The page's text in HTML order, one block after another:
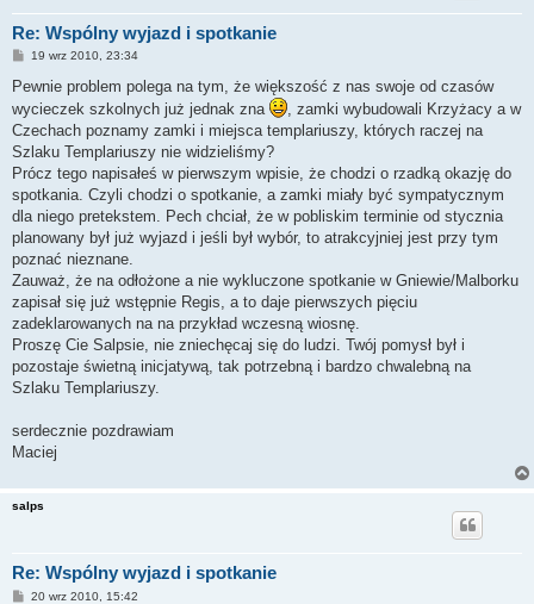
Re: Wspólny wyjazd i spotkanie
P
s
19 wrz 2010, 23:34
Pewnie problem polega na tym, że większość z nas swoje od czasów
wycieczek szkolnych już jednak zna
, zamki wybudowali Krzyżacy a w
Czechach poznamy zamki i miejsca templariuszy, których raczej na
Szlaku Templariuszy nie widzieliśmy?
Prócz tego napisałeś w pierwszym wpisie, że chodzi o rzadką okazję do
spotkania. Czyli chodzi o spotkanie, a zamki miały być sympatycznym
dla niego pretekstem. Pech chciał, że w pobliskim terminie od stycznia
planowany był już wyjazd i jeśli był wybór, to atrakcyjniej jest przy tym
poznać nieznane.
Zauważ, że na odłożone a nie wykluczone spotkanie w Gniewie/Malborku
zapisał się już wstępnie Regis, a to daje pierwszych pięciu
zadeklarowanych na na przykład wczesną wiosnę.
Proszę Cie Salpsie, nie zniechęcaj się do ludzi. Twój pomysł był i
pozostaje świetną inicjatywą, tak potrzebną i bardzo chwalebną na
Szlaku Templariuszy.
serdecznie pozdrawiam
Maciej
salps
Re: Wspólny wyjazd i spotkanie
P20 wrz 2010, 15:42